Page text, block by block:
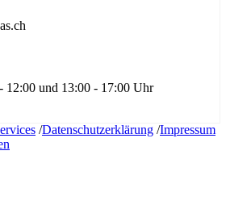
12:00 und 13:00 - 17:00 Uhr
/Datenschutzerklärung /Impressum